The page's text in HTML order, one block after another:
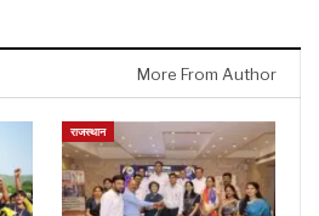
More From Author
राजस्थान